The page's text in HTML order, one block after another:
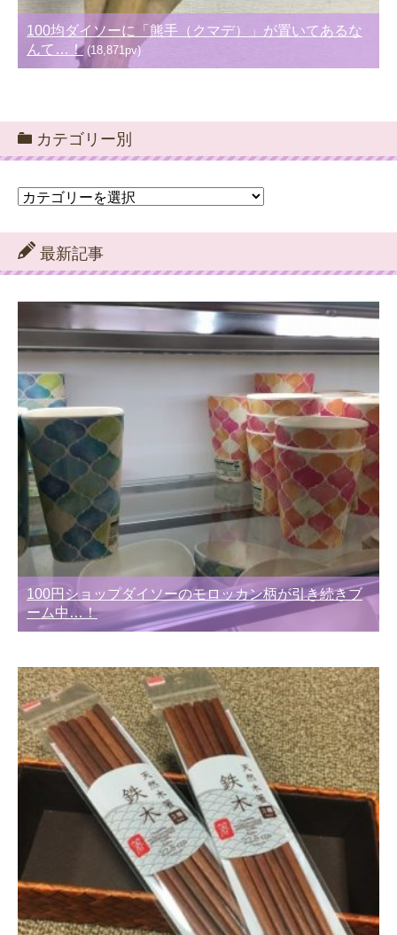
100均ダイソーに「熊手（クマデ）」が置いてあるな
んて…！ (18,871pv)
カテゴリー別
カ
ゴ
リ
ー
最新記事
100円ショップダイソーのモロッカン柄が引き続きブ
ーム中…！